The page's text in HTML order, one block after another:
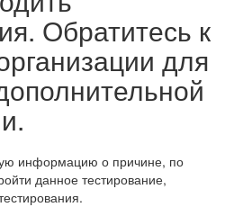
Обратитесь к
для
информацию о причине, по
данное тестирование,